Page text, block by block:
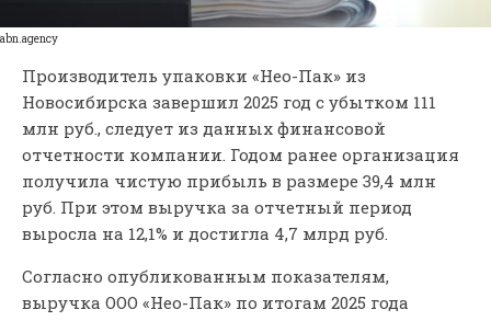
abn.agency
Производитель упаковки «Нео-Пак» из
Новосибирска завершил 2025 год с убытком 111
млн руб., следует из данных финансовой
отчетности компании. Годом ранее организация
получила чистую прибыль в размере 39,4 млн
руб. При этом выручка за отчетный период
выросла на 12,1% и достигла 4,7 млрд руб.
Согласно опубликованным показателям,
выручка ООО «Нео-Пак» по итогам 2025 года